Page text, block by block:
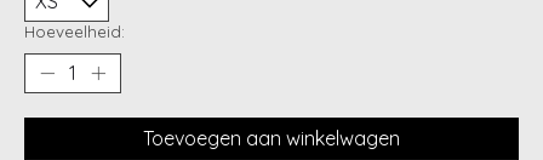
Hoeveelheid:
Toevoegen aan winkelwagen